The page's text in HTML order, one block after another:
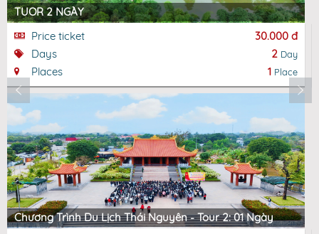
TUOR 2 NGÀY
Price ticket
30.000 đ
Days
2 Day
Places 1 Place
Chương Trình Du Lịch Thái Nguyên - Tour 2: 01 Ngày